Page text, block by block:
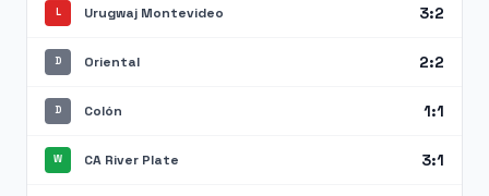
L Urugwaj Montevideo 3:2
D Oriental 2:2
D Colón 1:1
W CA River Plate 3:1